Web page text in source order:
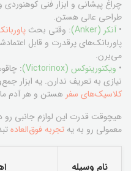
چراغ پیشانی و ابزار فنی
طراحی عالی هستن.
•آنکر (Anker) : وقتی بحث
پاوربانک‌های پرقدرت و قابل
می‌برن.
• ویکتورینوکس (Victorinox) :
نیازی به تعریف ندارن. یه ابزار
کلاسیک‌های سفر هستن و هر آدم
هیچوقت قدرت این لوازم جانبی رو
معمولی رو به یه تجربه فوق‌العاده
نام وسیله